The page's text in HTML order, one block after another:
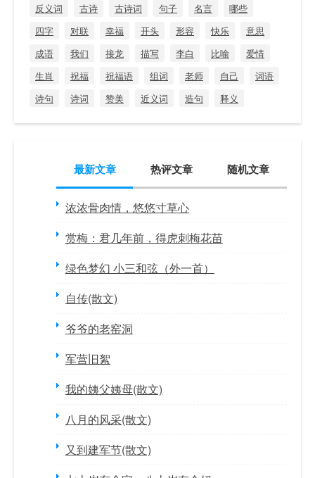
反义词
古诗 古诗词 句子 名言
哪些
四字
对联 幸福 开头 形容 快乐
意思
成语
我们 接龙 描写 李白 比喻
爱情
生肖
祝福 祝福语 组词 老师 自己
词语
诗句
诗词 赞美 近义词 造句 释义
最新文章 热评文章 随机文章
浓浓骨肉情，悠悠寸草心
赏梅：君几年前，得虎刺梅花苗
绿色梦幻 小三和弦（外一首）
自传(散文)
爷爷的老窑洞
军营旧絮
我的姨父姨母(散文)
八月的风采(散文)
又到建军节(散文)